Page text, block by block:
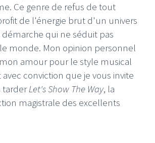
Ce genre de refus de tout
de l'énergie brut d'un univers
qui ne séduit pas
monde. Mon opinion personnel
amour pour le style musical
conviction que je vous invite
tarderLet's Show The Way, la
magistrale des excellents